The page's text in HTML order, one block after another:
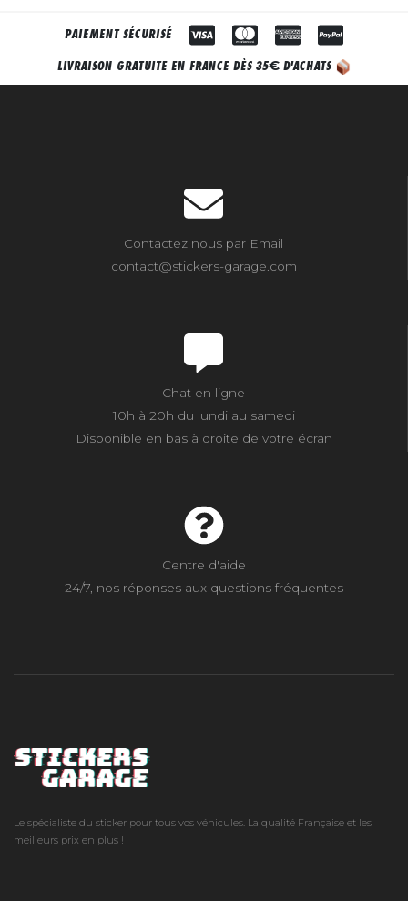
PAIEMENT SÉCURISÉ
LIVRAISON GRATUITE EN FRANCE DÈS 35€ D'ACHATS
Contactez nous par Email
contact@stickers-garage.com
Chat en ligne
10h à 20h du lundi au samedi
Disponible en bas à droite de votre écran
Centre d'aide
24/7, nos réponses aux questions fréquentes
Le spécialiste du sticker pour tous vos véhicules. La qualité Française et les
meilleurs prix en plus !